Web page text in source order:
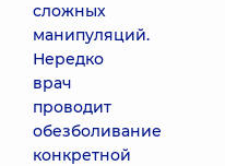
сложных
манипуляций.
Нередко
врач
проводит
обезболивание
конкретной